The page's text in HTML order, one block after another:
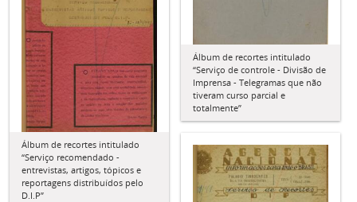
Álbum de recortes intitulado
“Serviço de controle - Divisão de
Imprensa - Telegramas que não
tiveram curso parcial e
totalmente”
Álbum de recortes intitulado
“Serviço recomendado -
entrevistas, artigos, tópicos e
reportagens distribuídos pelo
D.I.P”